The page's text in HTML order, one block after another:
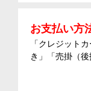
お支払い方
「クレジット
き」「売掛（